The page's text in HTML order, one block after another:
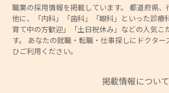
職業の採用情報を掲載しています。 都道府県
他に、「内科」「歯科」「眼科」といった診療
育て中の方歓迎」「土日祝休み」などの人気こ
す。 あなたの就職・転職・仕事探しにドクタ
ひご利用ください。
掲載情報について